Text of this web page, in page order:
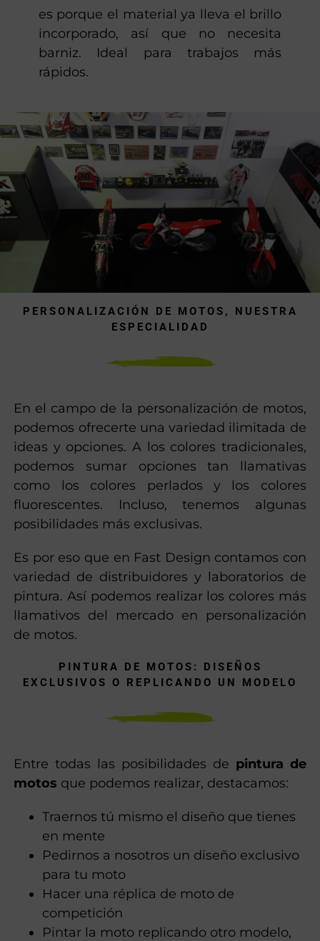
monocapa. Como su nombre indica,
con una sola capa de pintura ya
tenemos un acabado excelente. Esto
es porque el material ya lleva el brillo
barniz. Ideal para trabajos más
rápidos.
PERSONALIZACIÓN DE MOTOS, NUESTRA
En el campo de la personalización de motos,
podemos ofrecerte una variedad ilimitada de
ideas y opciones. A los colores tradicionales,
podemos sumar opciones tan llamativas
fluorescentes. Incluso, tenemos algunas
posibilidades más exclusivas.
Es por eso que en Fast Design contamos con
variedad de distribuidores y laboratorios de
llamativos del mercado en personalización
de motos.
PINTURA DE MOTOS: DISEÑOS
Entre todas las posibilidades depintura de
motosque podemos realizar, destacamos:
Traernos tú mismo el diseño que tienes
en mente
Pedirnos a nosotros un diseño exclusivo
para tu moto